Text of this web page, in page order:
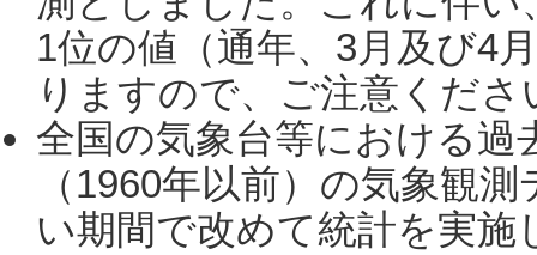
1位の値（通年、3月及び4
りますので、ご注意くだ
全国の気象台等における過
（1960年以前）の気象観
い期間で改めて統計を実